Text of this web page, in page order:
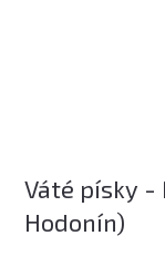
Váté písky -
Hodonín)